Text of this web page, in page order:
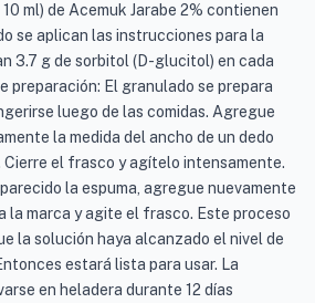
ml) de Acemuk Jarabe 2% contienen
se aplican las instrucciones para la
3.7 g de sorbitol (D-glucitol) en cada
preparación: El granulado se prepara
luego de las comidas. Agregue
la medida del ancho de un dedo
Cierre el frasco y agítelo intensamente.
la espuma, agregue nuevamente
la marca y agite el frasco. Este proceso
la solución haya alcanzado el nivel de
estará lista para usar. La
en heladera durante 12 días